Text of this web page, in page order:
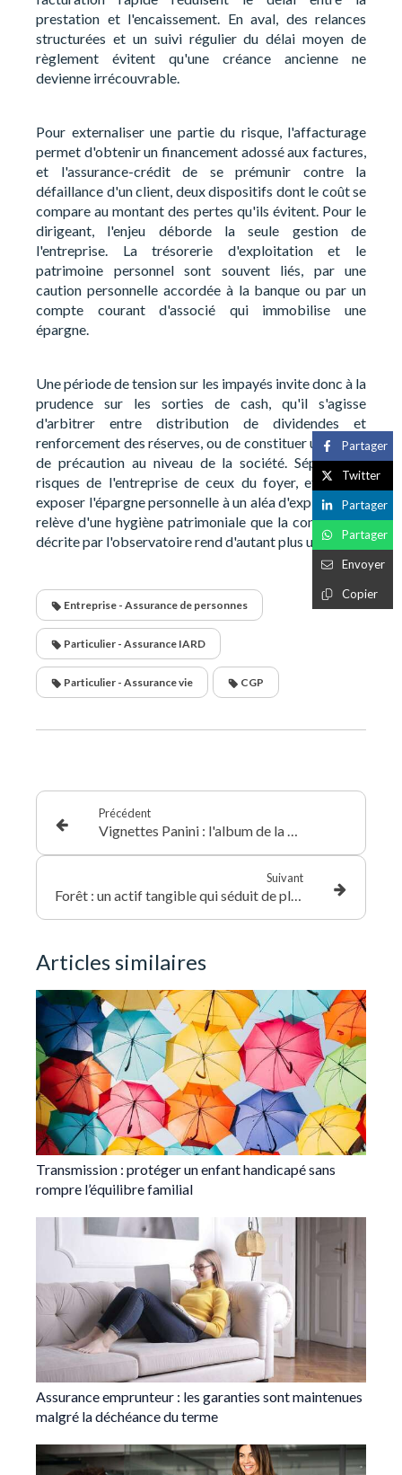
prestation et l'encaissement. En aval, des relances
structurées et un suivi régulier du délai moyen de
règlement évitent qu'une créance ancienne ne
devienne irrécouvrable.
Pour externaliser une partie du risque, l'affacturage
permet d'obtenir un financement adossé aux factures,
et l'assurance-crédit de se prémunir contre la
défaillance d'un client, deux dispositifs dont le coût se
compare au montant des pertes qu'ils évitent. Pour le
dirigeant, l'enjeu déborde la seule gestion de
l'entreprise. La trésorerie d'exploitation et le
patrimoine personnel sont souvent liés, par une
caution personnelle accordée à la banque ou par un
compte courant d'associé qui immobilise une
épargne.
Une période de tension sur les impayés invite donc à la
prudence sur les sorties de cash, qu'il s'agisse
d'arbitrer entre distribution de dividendes et
renforcement des réserves, ou de constituer un volant
de précaution au niveau de la société. Séparer les
risques de l'entreprise de ceux du foyer, et ne pas
exposer l'épargne personnelle à un aléa d'exploitation,
relève d'une hygiène patrimoniale que la conjoncture
décrite par l'observatoire rend d'autant plus utile.
Entreprise - Assurance de personnes
Particulier - Assurance IARD
Particulier - Assurance vie CGP
Précédent
Vignettes Panini : l'album de la Coupe du monde, objet de collection et marché de niche
Suivant
Forêt : un actif tangible qui séduit de plus en plus les patrimoines
Articles similaires
Transmission : protéger un enfant handicapé sans
rompre l’équilibre familial
Assurance emprunteur : les garanties sont maintenues
malgré la déchéance du terme
Partager
Twitter
Partager
Partager
Envoyer
Copier